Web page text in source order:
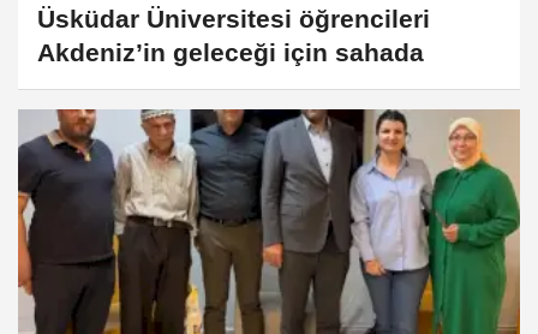
Üsküdar Üniversitesi öğrencileri
Akdeniz’in geleceği için sahada